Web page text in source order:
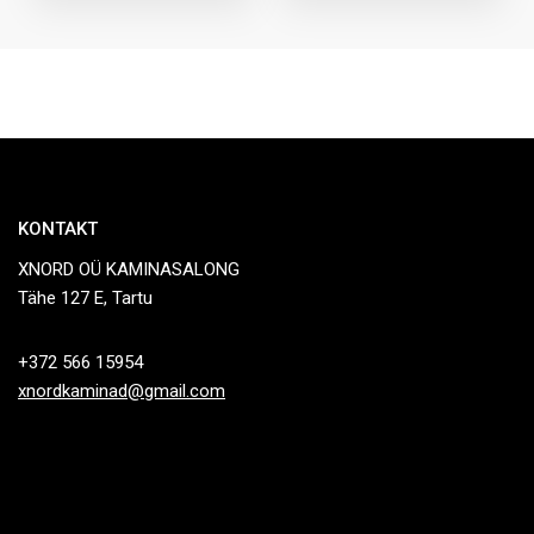
KONTAKT
XNORD OÜ KAMINASALONG
Tähe 127 E, Tartu
+372 566 15954
xnordkaminad@gmail.com